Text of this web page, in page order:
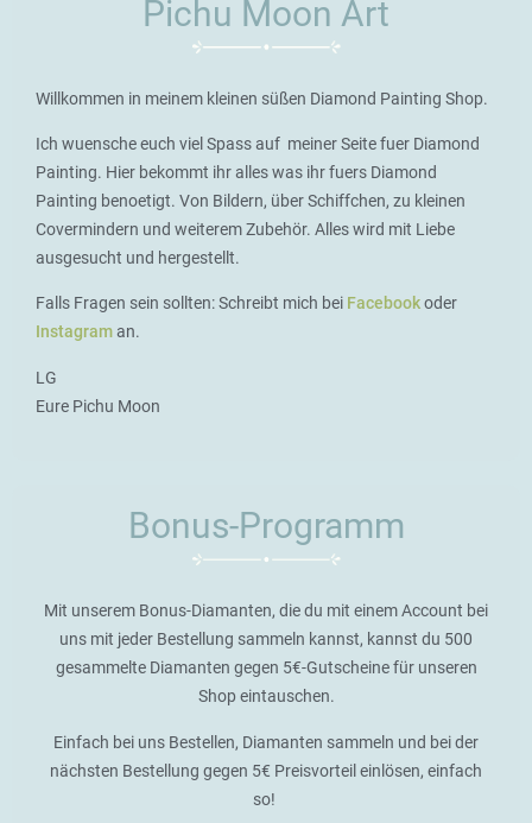
Pichu Moon Art
Willkommen in meinem kleinen süßen Diamond Painting Shop.
Ich wuensche euch viel Spass auf meiner Seite fuer Diamond
Painting. Hier bekommt ihr alles was ihr fuers Diamond
Painting benoetigt. Von Bildern, über Schiffchen, zu kleinen
Covermindern und weiterem Zubehör. Alles wird mit Liebe
ausgesucht und hergestellt.
Falls Fragen sein sollten: Schreibt mich bei Facebookoder
Instagraman.
LG
Eure Pichu Moon
Bonus-Programm
Mit unserem Bonus-Diamanten, die du mit einem Account bei
uns mit jeder Bestellung sammeln kannst, kannst du 500
gesammelte Diamanten gegen 5€-Gutscheine für unseren
Shop eintauschen.
Einfach bei uns Bestellen, Diamanten sammeln und bei der
nächsten Bestellung gegen 5€ Preisvorteil einlösen, einfach
so!